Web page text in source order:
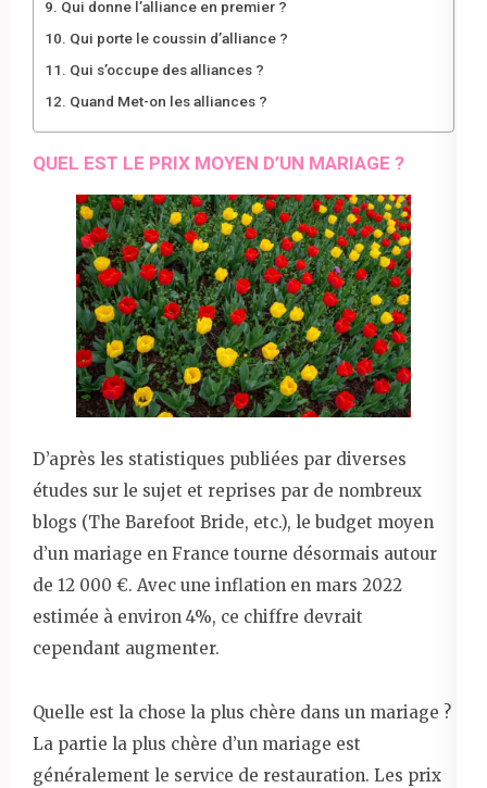
Qui donne l’alliance en premier ?
Qui porte le coussin d’alliance ?
Qui s’occupe des alliances ?
Quand Met-on les alliances ?
QUEL EST LE PRIX MOYEN D’UN MARIAGE ?
D’après les statistiques publiées par diverses
études sur le sujet et reprises par de nombreux
blogs (The Barefoot Bride, etc.), le budget moyen
d’un mariage en France tourne désormais autour
de 12 000 €. Avec une inflation en mars 2022
estimée à environ 4%, ce chiffre devrait
cependant augmenter.
Quelle est la chose la plus chère dans un mariage ?
La partie la plus chère d’un mariage est
généralement le service de restauration. Les prix